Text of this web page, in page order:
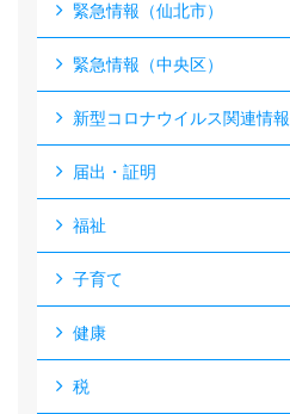
緊急情報（仙北市）
緊急情報（中央区）
新型コロナウイルス関連情報
届出・証明
福祉
子育て
健康
税